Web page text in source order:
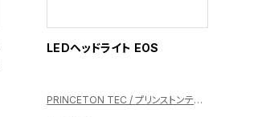
LEDヘッドライト EOS
PRINCETON TEC / プリンストンテック